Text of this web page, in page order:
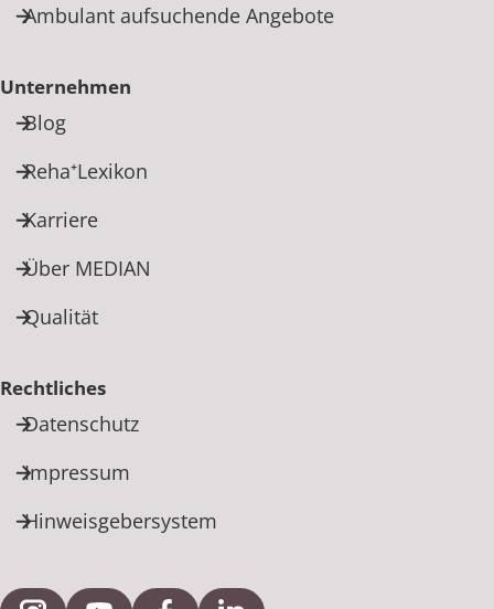
Ambulant aufsuchende Angebote
Unternehmen
Blog
Reha⁺Lexikon
Karriere
Über MEDIAN
Qualität
Rechtliches
Datenschutz
Impressum
Hinweisgebersystem